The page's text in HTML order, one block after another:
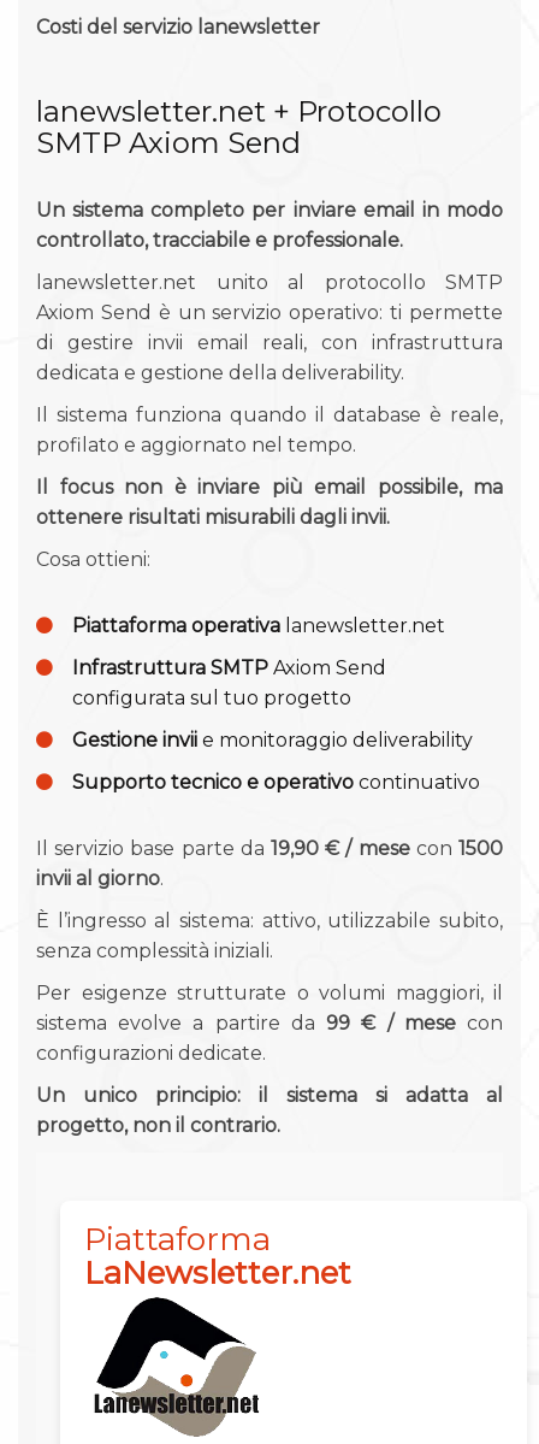
Costi del servizio lanewsletter
lanewsletter.net + Protocollo
SMTP Axiom Send
Un sistema completo per inviare email in modo
controllato, tracciabile e professionale.
lanewsletter.net unito al protocollo SMTP
Axiom Send è un servizio operativo: ti permette
di gestire invii email reali, con infrastruttura
dedicata e gestione della deliverability.
Il sistema funziona quando il database è reale,
profilato e aggiornato nel tempo.
Il focus non è inviare più email possibile, ma
ottenere risultati misurabili dagli invii.
Cosa ottieni:
Piattaforma operativa lanewsletter.net
Infrastruttura SMTP Axiom Send
configurata sul tuo progetto
Gestione invii e monitoraggio deliverability
Supporto tecnico e operativo continuativo
Il servizio base parte da 19,90 € / mesecon1500
invii al giorno.
È l’ingresso al sistema: attivo, utilizzabile subito,
senza complessità iniziali.
Per esigenze strutturate o volumi maggiori, il
sistema evolve a partire da99 € / mesecon
configurazioni dedicate.
Un unico principio: il sistema si adatta al
progetto, non il contrario.
Piattaforma
LaNewsletter.net